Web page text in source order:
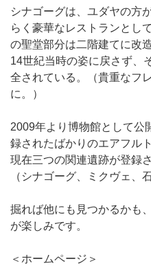
シナゴーグは、ユダヤの方
らく豪華なレストランとし
の聖堂部分は二階建てに改
14世紀当時の姿に戻さず、
全されている。（貴重なフ
に。）
2009年より博物館として公
録されたばかりのエアフル
現在三つの関連遺跡が登録
（シナゴーグ、ミクヴェ、
掘れば他にも見つかるかも
が楽しみです。
＜ホームページ＞